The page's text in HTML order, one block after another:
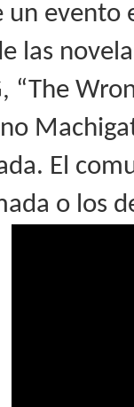
un evento
las
“The
El
o los